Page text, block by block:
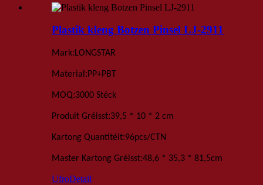
Plastik kleng Botzen Pinsel LJ-2911
Mark:LONGSTAR
Material :PP+PBT
MOQ:3000 Stéck
Produit Gréisst:39,5 * 10 * 2 cm
Kartong Quantitéit:96pcs/CTN
Master Kartong Gréisst:48,6 * 35,3 * 81,5cm
UfroDetail